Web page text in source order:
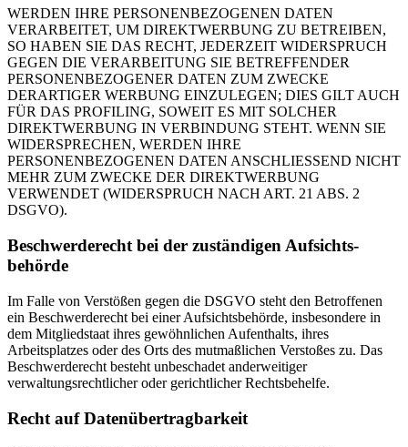
WERDEN IHRE PERSONENBEZOGENEN DATEN
VERARBEITET, UM DIREKTWERBUNG ZU BETREIBEN,
SO HABEN SIE DAS RECHT, JEDERZEIT WIDERSPRUCH
GEGEN DIE VERARBEITUNG SIE BETREFFENDER
PERSONENBEZOGENER DATEN ZUM ZWECKE
DERARTIGER WERBUNG EINZULEGEN; DIES GILT AUCH
FÜR DAS PROFILING, SOWEIT ES MIT SOLCHER
DIREKTWERBUNG IN VERBINDUNG STEHT. WENN SIE
WIDERSPRECHEN, WERDEN IHRE
PERSONENBEZOGENEN DATEN ANSCHLIESSEND NICHT
MEHR ZUM ZWECKE DER DIREKTWERBUNG
VERWENDET (WIDERSPRUCH NACH ART. 21 ABS. 2
DSGVO).
Beschwerde­recht bei der zuständigen Aufsichts­
behörde
Im Falle von Verstößen gegen die DSGVO steht den Betroffenen
ein Beschwerderecht bei einer Aufsichtsbehörde, insbesondere in
dem Mitgliedstaat ihres gewöhnlichen Aufenthalts, ihres
Arbeitsplatzes oder des Orts des mutmaßlichen Verstoßes zu. Das
Beschwerderecht besteht unbeschadet anderweitiger
verwaltungsrechtlicher oder gerichtlicher Rechtsbehelfe.
Recht auf Daten­übertrag­barkeit